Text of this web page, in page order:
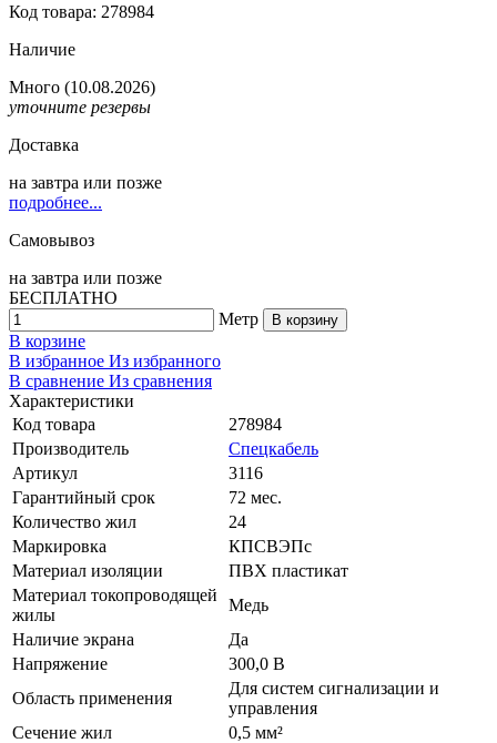
Код товара: 278984
Наличие
Много (10.08.2026)
уточните резервы
Доставка
на завтра или позже
подробнее...
Самовывоз
на завтра или позже
БЕСПЛАТНО
Метр
В корзину
В корзине
В избранное Из избранного
В сравнение Из сравнения
Характеристики
Код товара
278984
Производитель
Спецкабель
Артикул
3116
Гарантийный срок
72 мес.
Количество жил
24
Маркировка
КПСВЭПс
Материал изоляции
ПВХ пластикат
Материал токопроводящей
жилы
Медь
Наличие экрана
Да
Напряжение
300,0 В
Область применения
Для систем сигнализации и
управления
Сечение жил
0,5 мм²